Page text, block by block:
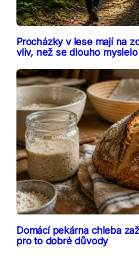
Procházky v lese mají na
vliv, než se dlouho myslelo
Domácí pekárna chleba
pro to dobré důvody